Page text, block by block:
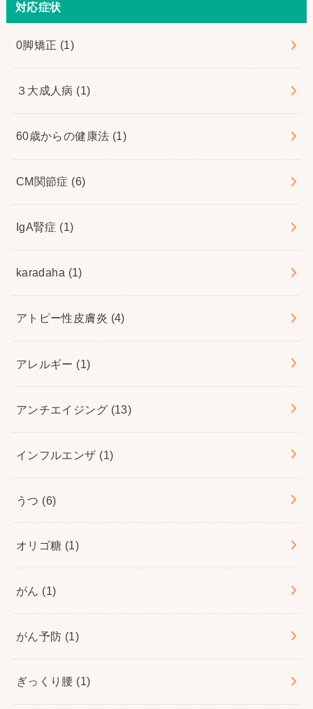
対応症状
0脚矯正 (1)
３大成人病 (1)
60歳からの健康法 (1)
CM関節症 (6)
IgA腎症 (1)
karadaha (1)
アトピー性皮膚炎 (4)
アレルギー (1)
アンチエイジング (13)
インフルエンザ (1)
うつ (6)
オリゴ糖 (1)
がん (1)
がん予防 (1)
ぎっくり腰 (1)